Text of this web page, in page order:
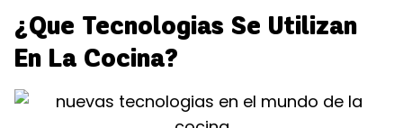
¿Que Tecnologias Se Utilizan
En La Cocina?